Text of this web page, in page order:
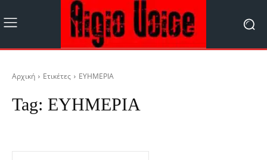
Αρχική Ετικέτες ΕΥΗΜΕΡΙΑ
Tag: ΕΥΗΜΕΡΙΑ